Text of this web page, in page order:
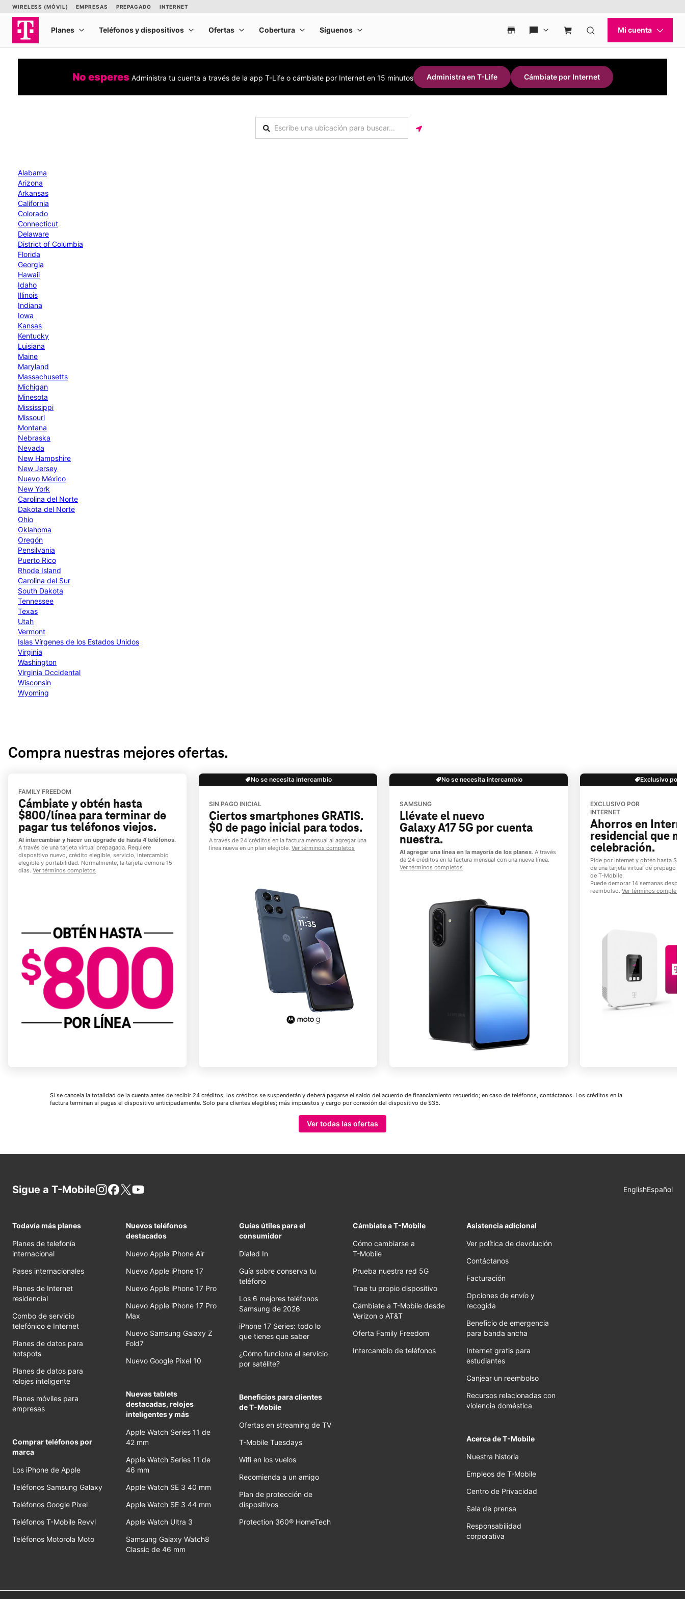
No esperes Administra tu cuenta a través de la app T-Life o cámbiate por Internet en 15 minutos Administra en T-Life Cámbiate por Internet
Alabama
Arizona
Arkansas
California
Colorado
Connecticut
Delaware
District of Columbia
Florida
Georgia
Hawaii
Idaho
Illinois
Indiana
Iowa
Kansas
Kentucky
Luisiana
Maine
Maryland
Massachusetts
Michigan
Minesota
Mississippi
Missouri
Montana
Nebraska
Nevada
New Hampshire
New Jersey
Nuevo México
New York
Carolina del Norte
Dakota del Norte
Ohio
Oklahoma
Oregón
Pensilvania
Puerto Rico
Rhode Island
Carolina del Sur
South Dakota
Tennessee
Texas
Utah
Vermont
Islas Vírgenes de los Estados Unidos
Virginia
Washington
Virginia Occidental
Wisconsin
Wyoming